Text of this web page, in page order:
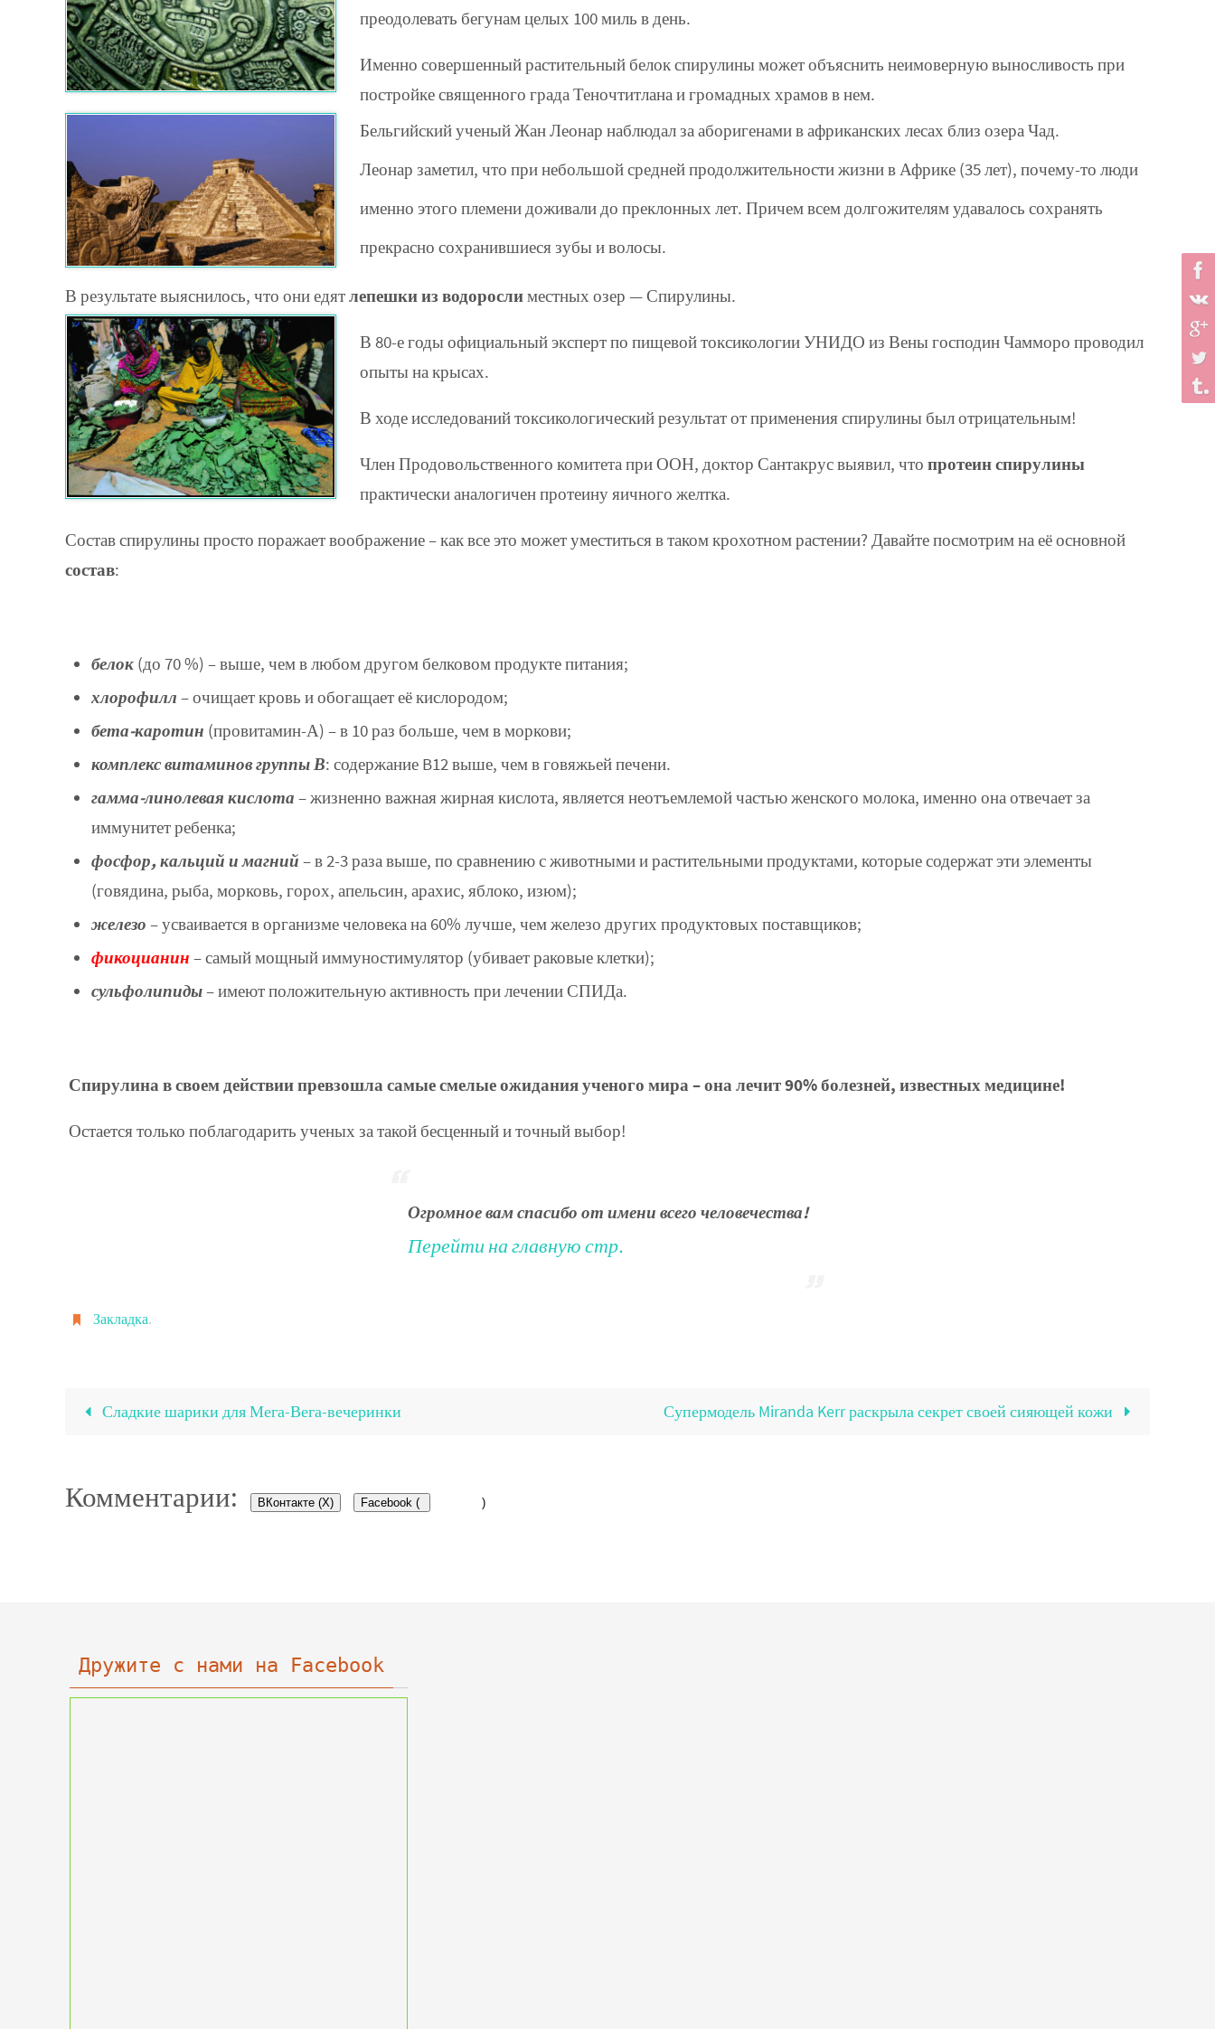
преодолевать бегунам целых 100 миль в день.
Именно совершенный растительный белок спирулины может объяснить неимоверную выносливость при
постройке священного града Теночтитлана и громадных храмов в нем.
Бельгийский ученый Жан Леонар наблюдал за аборигенами в африканских лесах близ озера Чад.
Леонар заметил, что при небольшой средней продолжительности жизни в Африке (35 лет), почему-то люди
именно этого племени доживали до преклонных лет. Причем всем долгожителям удавалось сохранять
прекрасно сохранившиеся зубы и волосы.
В результате выяснилось, что они едятлепешки из водорослиместных озер — Спирулины.
В 80-е годы официальный эксперт по пищевой токсикологии УНИДО из Вены господин Чамморо проводил
опыты на крысах.
В ходе исследований токсикологический результат от применения спирулины был отрицательным!
Член Продовольственного комитета при ООН, доктор Сантакрус выявил, что протеин спирулины
практически аналогичен протеину яичного желтка.
Состав спирулины просто поражает воображение – как все это может уместиться в таком крохотном растении? Давайте посмотрим на её основной
состав:
белок(до 70 %) – выше, чем в любом другом белковом продукте питания;
хлорофилл – очищает кровь и обогащает её кислородом;
бета-каротин (провитамин-А) – в 10 раз больше, чем в моркови;
комплекс витаминов группы В: содержание B12 выше, чем в говяжьей печени.
гамма-линолевая кислота – жизненно важная жирная кислота, является неотъемлемой частью женского молока, именно она отвечает за
иммунитет ребенка;
фосфор, кальций и магний – в 2-3 раза выше, по сравнению с животными и растительными продуктами, которые содержат эти элементы
(говядина, рыба, морковь, горох, апельсин, арахис, яблоко, изюм);
железо – усваивается в организме человека на 60% лучше, чем железо других продуктовых поставщиков;
фикоцианин – самый мощный иммуностимулятор (убивает раковые клетки);
сульфолипиды– имеют положительную активность при лечении СПИДа.
Спирулина в своем действии превзошла самые смелые ожидания ученого мира – она лечит 90% болезней, известных медицине!
Остается только поблагодарить ученых за такой бесценный и точный выбор!
Огромное вам спасибо от имени всего человечества!
Перейти на главную стр.
Закладка.
Сладкие шарики для Мега-Вега-вечеринки Супермодель Miranda Kerr раскрыла секрет своей сияющей кожи
Комментарии: ВКонтакте (X) Facebook ( )
Дружите с нами на Facebook